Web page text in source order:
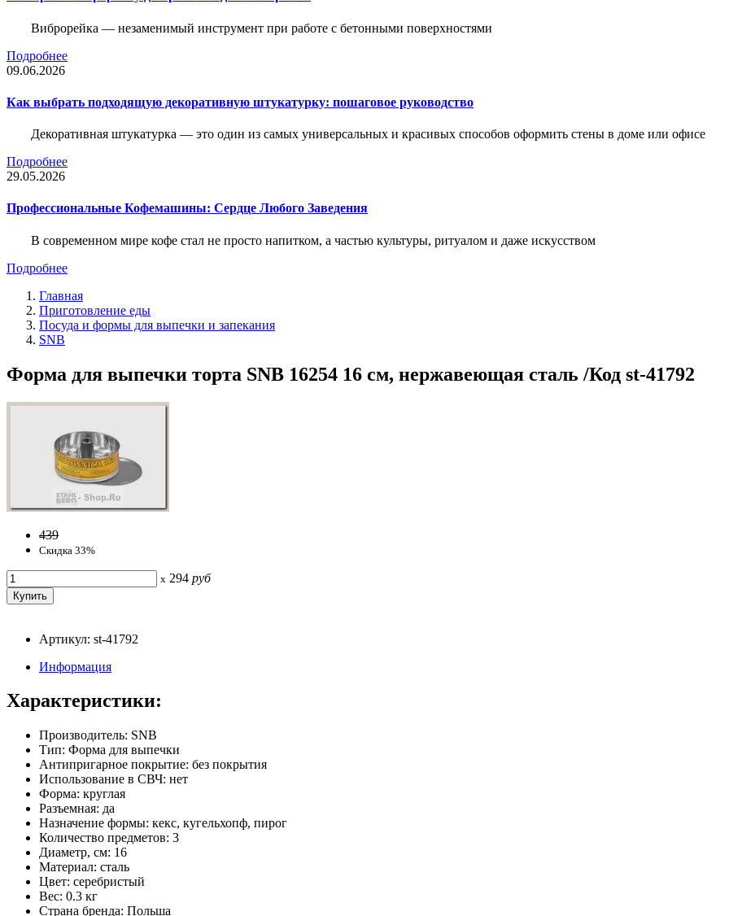
Виброрейка — незаменимый инструмент при работе с бетонными поверхностями
Подробнее
09.06.2026
Как выбрать подходящую декоративную штукатурку: пошаговое руководство
Декоративная штукатурка — это один из самых универсальных и красивых способов оформить стены в доме или офисе
Подробнее
29.05.2026
Профессиональные Кофемашины: Сердце Любого Заведения
В современном мире кофе стал не просто напитком, а частью культуры, ритуалом и даже искусством
Подробнее
Главная
Приготовление еды
Посуда и формы для выпечки и запекания
SNB
Форма для выпечки торта SNB 16254 16 см, нержавеющая сталь /Код st-41792
439
Скидка 33%
x 294 руб
Артикул: st-41792
Информация
Характеристики:
Производитель: SNB
Тип: Форма для выпечки
Антипригарное покрытие: без покрытия
Использование в СВЧ: нет
Форма: круглая
Разъемная: да
Назначение формы: кекс, кугельхопф, пирог
Количество предметов: 3
Диаметр, см: 16
Материал: сталь
Цвет: серебристый
Вес: 0.3 кг
Страна бренда: Польша